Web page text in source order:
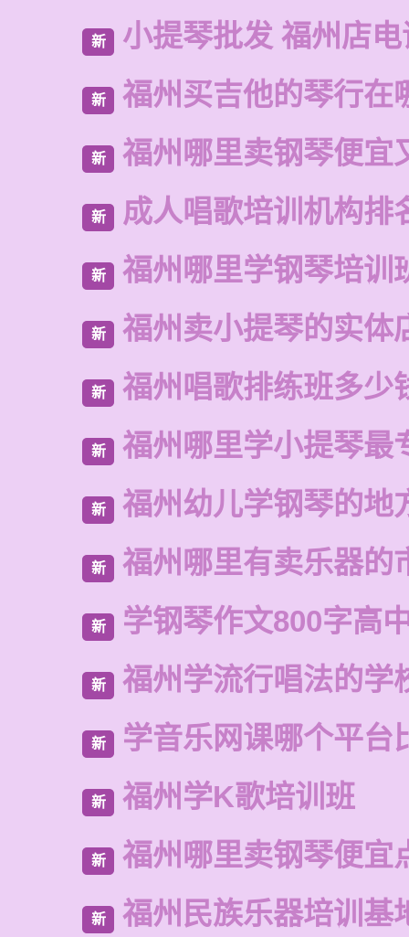
新 小提琴批发 福州店
新 福州买吉他的琴行在
新 福州哪里卖钢琴便宜
新 成人唱歌培训机构排
新 福州哪里学钢琴培训
新 福州卖小提琴的实体
新 福州唱歌排练班多少
新 福州哪里学小提琴最
新 福州幼儿学钢琴的地
新 福州哪里有卖乐器的
新 学钢琴作文800字高
新 福州学流行唱法的学
新 学音乐网课哪个平台
新 福州学K歌培训班
新 福州哪里卖钢琴便宜
新 福州民族乐器培训基